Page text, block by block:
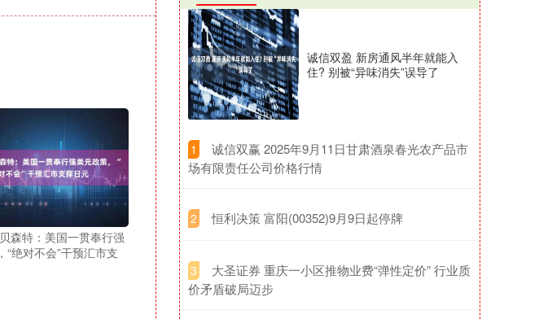
森特：美国一贯奉行强
“绝对不会”干预汇市支
诚信双盈 新房通风半年就能入
住? 别被“异味消失”误导了
1
​诚信双赢 2025年9月11日甘肃酒泉春光农产品市
场有限责任公司价格行情
2 ​恒利决策 富阳(00352)9月9日起停牌
3
​大圣证券 重庆一小区推物业费“弹性定价” 行业质
价矛盾破局迈步